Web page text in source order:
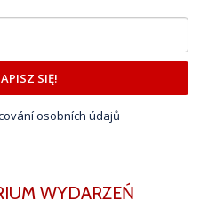
SIĘ!
osobních údajů
WYDARZEŃ